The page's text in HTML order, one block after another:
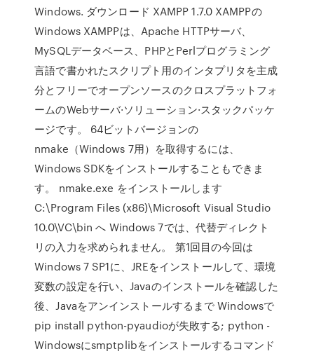
Windows. ダウンロード XAMPP 1.7.0 XAMPPの
Windows XAMPPは、Apache HTTPサーバ、
MySQLデータベース、PHPとPerlプログラミング
言語で書かれたスクリプト用のインタプリタを主成
分とフリーでオープンソースのクロスプラットフォ
ームのWebサーバ·ソリューション·スタックパッケ
ージです。 64ビットバージョンの
nmake（Windows 7用）を取得するには、
Windows SDKをインストールすることもできま
す。 nmake.exe をインストールします
C:\Program Files (x86)\Microsoft Visual Studio
10.0\VC\bin へ Windows 7では、代替ディレクト
リの入力を求められません。 第1回目の今回は
Windows 7 SP1に、JREをインストールして、環境
変数の設定を行い、Javaのインストールを確認した
後、Javaをアンインストールするまで Windowsで
pip install python-pyaudioが失敗する; python -
Windowsにsmptplibをインストールするコマンド